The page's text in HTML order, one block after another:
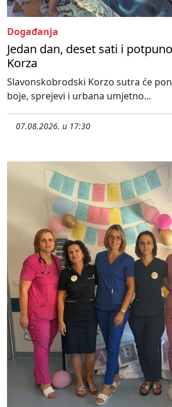
Događanja
Jedan dan, deset sati i
Korza
Slavonskobrodski Korzo sutra će
boje, sprejevi i urbana umjetno...
07.08.2026. u 17:30